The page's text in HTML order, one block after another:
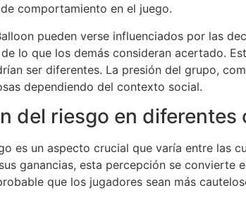
comportamiento en el juego.
pueden verse influenciados por las
lo que los demás consideran acertado.
ser diferentes. La presión del grupo,
dependiendo del contexto social.
del riesgo en diferentes
es un aspecto crucial que varía entre las
ganancias, esta percepción se convierte
que los jugadores sean más